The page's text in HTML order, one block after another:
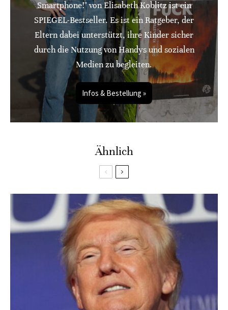
Smartphone!" von Elisabeth Koblitz ist ein
SPIEGEL-Bestseller. Es ist ein Ratgeber, der
Eltern dabei unterstützt, ihre Kinder sicher
durch die Nutzung von Handys und sozialen
Medien zu begleiten.
Infos & Bestellung »
Ähnlich